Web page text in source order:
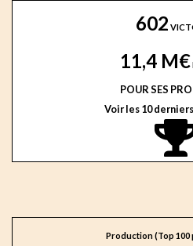
602
11,4 M€
POUR SES
Voir les 10
Production (Top 100